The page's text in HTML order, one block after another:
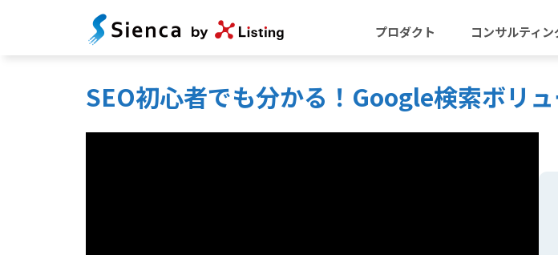
プロダクト コンサルティン
SEO初心者でも分かる！Google検索ボリ